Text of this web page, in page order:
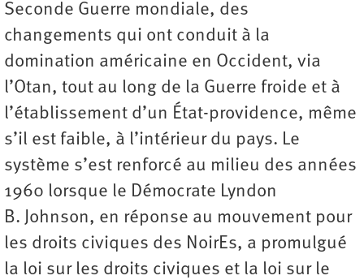
Seconde Guerre mondiale, des
changements qui ont conduit à la
domination américaine en Occident, via
l’Otan, tout au long de la Guerre froide et à
l’établissement d’un État-providence, même
s’il est faible, à l’intérieur du pays. Le
système s’est renforcé au milieu des années
1960 lorsque le Démocrate Lyndon
B. Johnson, en réponse au mouvement pour
les droits civiques des NoirEs, a promulgué
la loi sur les droits civiques et la loi sur le